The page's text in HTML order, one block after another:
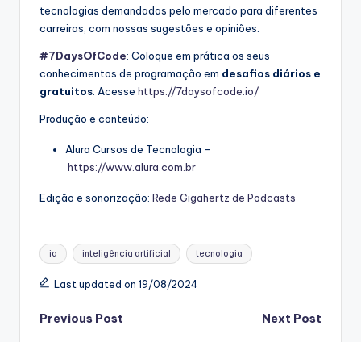
tecnologias demandadas pelo mercado para diferentes
carreiras, com nossas sugestões e opiniões.
#7DaysOfCode: Coloque em prática os seus
conhecimentos de programação em desafios diários e
gratuitos . Acesse https://7daysofcode.io/
Produção e conteúdo:
Alura Cursos de Tecnologia –
https://www.alura.com.br
Edição e sonorização: Rede Gigahertz de Podcasts
Tags:
ia inteligência artificial tecnologia
Last updated on 19/08/2024
Post
Previous Post
Next Post